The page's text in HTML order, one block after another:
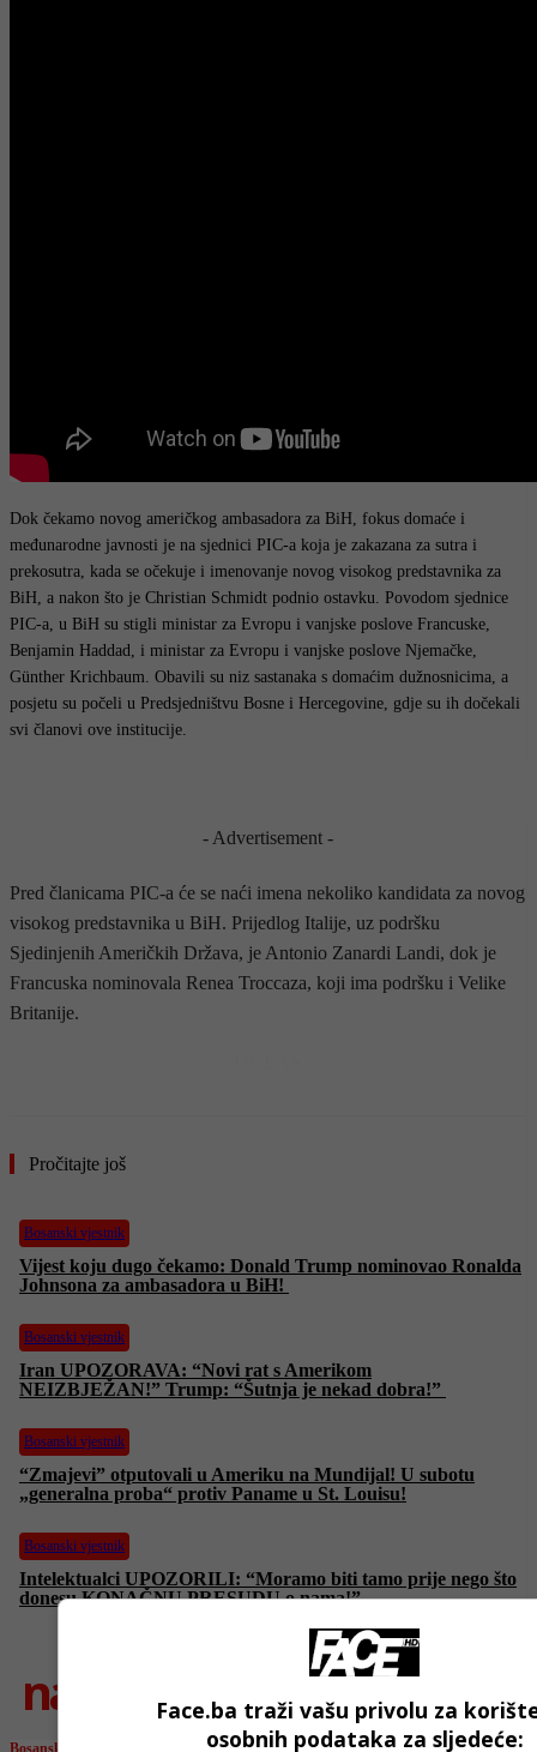
Dok čekamo novog američkog ambasadora za BiH, fokus domaće i
međunarodne javnosti je na sjednici PIC-a koja je zakazana za sutra i
prekosutra, kada se očekuje i imenovanje novog visokog predstavnika za
BiH, a nakon što je Christian Schmidt podnio ostavku. Povodom sjednice
PIC-a, u BiH su stigli ministar za Evropu i vanjske poslove Francuske,
Benjamin Haddad, i ministar za Evropu i vanjske poslove Njemačke,
Günther Krichbaum. Obavili su niz sastanaka s domaćim dužnosnicima, a
posjetu su počeli u Predsjedništvu Bosne i Hercegovine, gdje su ih dočekali
svi članovi ove institucije.
- Advertisement -
Pred članicama PIC-a će se naći imena nekoliko kandidata za novog
visokog predstavnika u BiH. Prijedlog Italije, uz podršku
Sjedinjenih Američkih Država, je Antonio Zanardi Landi, dok je
Francuska nominovala Renea Troccaza, koji ima podršku i Velike
Britanije.
Pročitajte još
Bosanski vjestnik
Vijest koju dugo čekamo: Donald Trump nominovao Ronalda
Johnsona za ambasadora u BiH!
Bosanski vjestnik
Iran UPOZORAVA: “Novi rat s Amerikom
NEIZBJEŽAN!” Trump: “Šutnja je nekad dobra!”
Bosanski vjestnik
“Zmajevi” otputovali u Ameriku na Mundijal! U subotu
„generalna proba“ protiv Paname u St. Louisu!
Bosanski vjestnik
Intelektualci UPOZORILI: “Moramo biti tamo prije nego što
donesu KONAČNU PRESUDU o nama!”
najnovije
Bosanski vjestnik
Face.ba traži vašu privolu za
osobnih podataka za sljedeće: